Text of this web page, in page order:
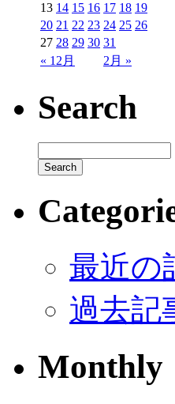
« 12月 2月 »
13 14 15 16 17 18 19
20 21 22 23 24 25 26
27 28 29 30 31
Search
最近の
過去記
Monthly